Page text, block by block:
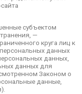
субъектом
—
круга лиц к
данных
данных,
данных для
Законом о
данные,
веб-
данных —
лицу или